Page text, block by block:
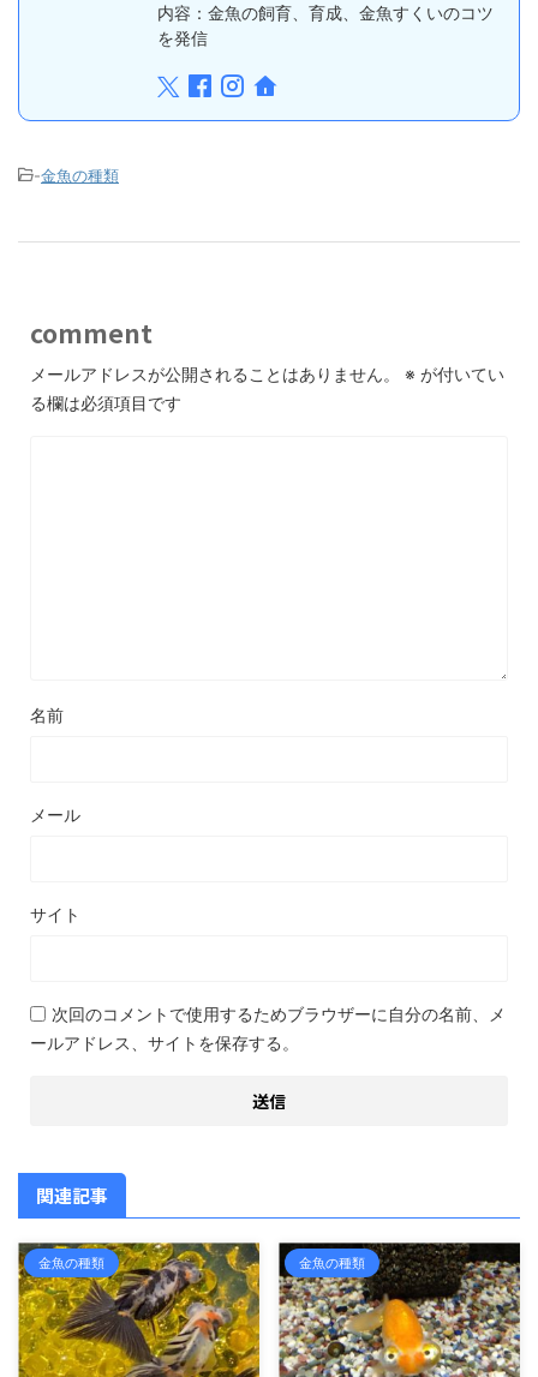
内容：金魚の飼育、育成、金魚すくいのコツ
を発信
-金魚の種類
comment
メールアドレスが公開されることはありません。 ※ が付いてい
る欄は必須項目です
名前
メール
サイト
次回のコメントで使用するためブラウザーに自分の名前、メ
ールアドレス、サイトを保存する。
関連記事
金魚の種類 金魚の種類